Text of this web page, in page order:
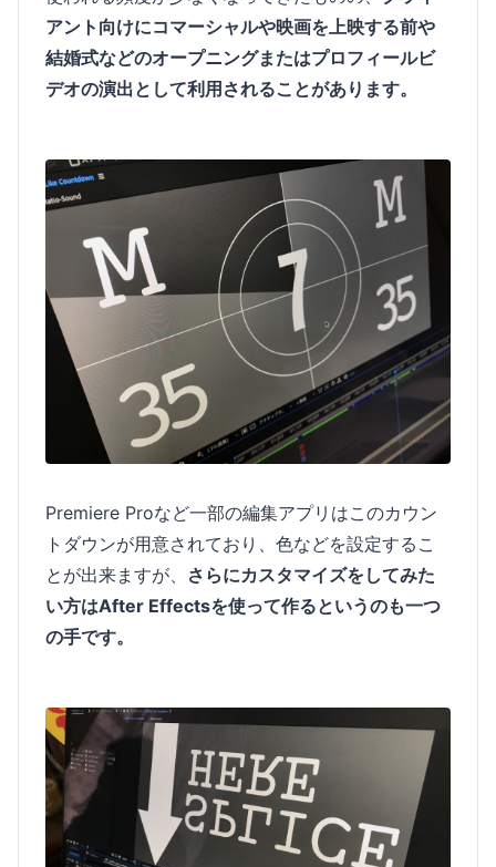
アント向けにコマーシャルや映画を上映する前や
結婚式などのオープニングまたはプロフィールビ
デオの演出として利用されることがあります。
Premiere Proなど一部の編集アプリはこのカウン
トダウンが用意されており、色などを設定するこ
とが出来ますが、 さらにカスタマイズをしてみた
い方はAfter Effectsを使って作るというのも一つ
の手です。